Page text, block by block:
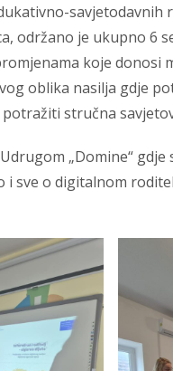
savjetodavnih
održano je ukupno 6
koje donosi
oblika nasilja gdje
stručna
„Domine“
sve o digitalnom